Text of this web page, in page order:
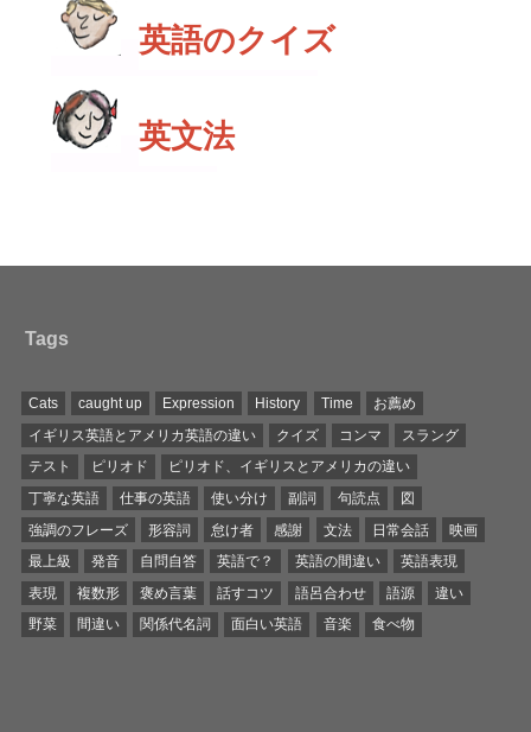
英語のクイズ
英文法
Tags
Cats caught up Expression History Time
お薦め
イギリス英語とアメリカ英語の違い
クイズ コンマ
スラング
テスト
ピリオド
ピリオド、イギリスとアメリカの違い
丁寧な英語
仕事の英語 使い分け 副詞 句読点
図
強調のフレーズ
形容詞 怠け者 感謝 文法 日常会話
映画
最上級
発音 自問自答 英語で？ 英語の間違い
英語表現
表現
複数形 褒め言葉 話すコツ 語呂合わせ 語源
違い
野菜
間違い 関係代名詞 面白い英語 音楽 食べ物